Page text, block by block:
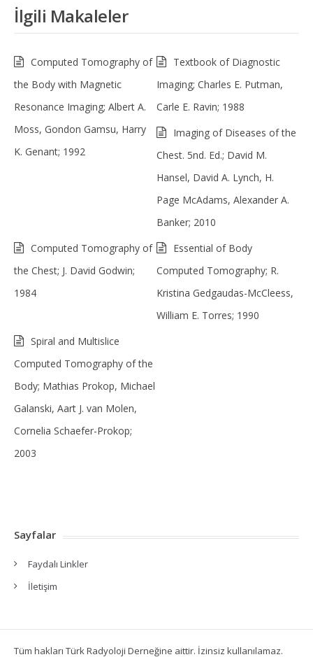
İlgili Makaleler
Computed Tomography of
the Body with Magnetic
Resonance Imaging; Albert A.
Moss, Gondon Gamsu, Harry
K. Genant; 1992
Textbook of Diagnostic
Imaging; Charles E. Putman,
Carle E. Ravin; 1988
Imaging of Diseases of the
Chest. 5nd. Ed.; David M.
Hansel, David A. Lynch, H.
Page McAdams, Alexander A.
Banker; 2010
Computed Tomography of
the Chest; J. David Godwin;
1984
Essential of Body
Computed Tomography; R.
Kristina Gedgaudas-McCleess,
William E. Torres; 1990
Spiral and Multislice
Computed Tomography of the
Body; Mathias Prokop, Michael
Galanski, Aart J. van Molen,
Cornelia Schaefer-Prokop;
2003
Sayfalar
Faydalı Linkler
İletişim
Tüm hakları Türk Radyoloji Derneğine aittir. İzinsiz kullanılamaz.